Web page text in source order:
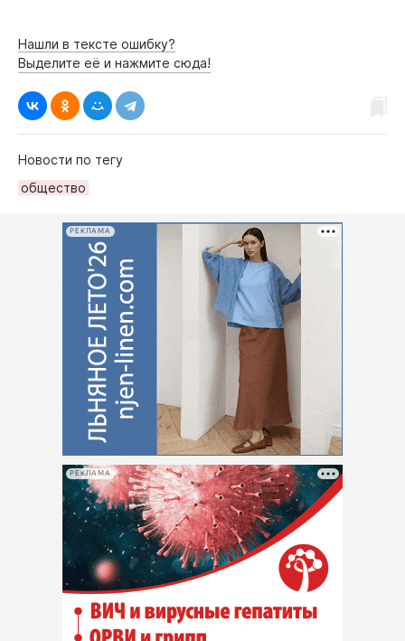
Нашли в тексте ошибку?
Выделите её и нажмите сюда!
Новости по тегу
общество
РЕКЛАМА
РЕКЛАМА